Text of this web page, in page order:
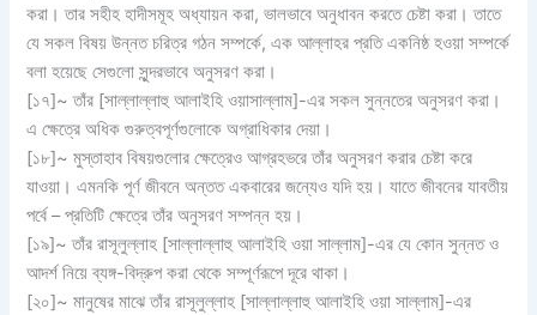
করা। তার সহীহ হাদীসমূহ অধ্যায়ন করা, ভালভাবে অনুধাবন করতে চেষ্টা করা। তাতে
যে সকল বিষয় উন্নত চরিত্র গঠন সম্পর্কে, এক আল্লাহর প্রতি একনিষ্ঠ হওয়া সম্পর্কে
বলা হয়েছে সেগুলো সুন্দরভাবে অনুসরণ করা।
[১৭]~ তাঁর [সাল্লাল্লাহু আলাইহি ওয়াসাল্লাম]-এর সকল সুন্নতের অনুসরণ করা।
এ ক্ষেত্রে অধিক গুরুত্বপূর্ণগুলোকে অগ্রাধিকার দেয়া।
[১৮]~ মুস্তাহাব বিষয়গুলোর ক্ষেত্রেও আগ্রহভরে তাঁর অনুসরণ করার চেষ্টা করে
যাওয়া। এমনকি পূর্ণ জীবনে অন্তত একবারের জন্যেও যদি হয়। যাতে জীবনের যাবতীয়
পর্বে – প্রতিটি ক্ষেত্রে তাঁর অনুসরণ সম্পন্ন হয়।
[১৯]~ তাঁর রাসূলুল্লাহ [সাল্লাল্লাহু আলাইহি ওয়া সাল্লাম]-এর যে কোন সুন্নত ও
আদর্শ নিয়ে ব্যঙ্গ-বিদ্রুপ করা থেকে সম্পূর্ণরূপে দূরে থাকা।
[২০]~ মানুষের মাঝে তাঁর রাসূলুল্লাহ [সাল্লাল্লাহু আলাইহি ওয়া সাল্লাম]-এর